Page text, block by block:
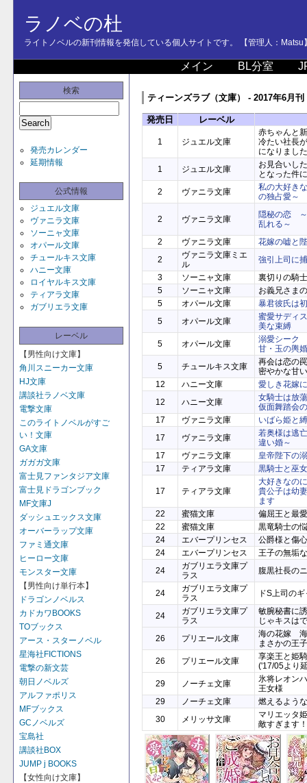
ラノベの杜
ライトノベルの新刊情報を発信している個人サイトです。 【管理人：Matsu
メイン BL分室
検索
発売カレンダー
延期情報
公式情報
ジュエル文庫
ヴァニラ文庫
ソーニャ文庫
オパール文庫
チュールキス文庫
ハニー文庫
ロイヤルキス文庫
ティアラ文庫
ガブリエラ文庫
レーベル
【男性向け文庫】
角川スニーカー文庫
HJ文庫
講談社ラノベ文庫
電撃文庫
このライトノベルがすご
い！文庫
GA文庫
ガガガ文庫
富士見ファンタジア文庫
富士見ドラゴンブック
MF文庫J
ダッシュエックス文庫
オーバーラップ文庫
ファミ通文庫
ヒーロー文庫
モンスター文庫
【男性向け単行本】
ドラゴンノベルス
カドカワBOOKS
TOブックス
アース・スターノベル
星海社FICTIONS
電撃の新文芸
朝日ノベルズ
アルファポリス
MFブックス
GCノベルズ
宝島社
講談社BOX
JUMP j BOOKS
【女性向け文庫】
ティーンズラブ（文庫） - 2017年6月刊
発売日 レーベル
1 ジュエル文庫
赤ちゃんと
冷たい社長
になりまし
1
ジュエル文庫
お見合いし
となった件
2
ヴァニラ文庫
私の大好き
の独占愛～
2 ヴァニラ文庫
隠秘の恋 ～
乱れる～
2
ヴァニラ文庫
花嫁の嘘と
2
ヴァニラ文庫ミエ
ル
強引上司に
3
ソーニャ文庫
裏切りの騎
5
ソーニャ文庫
お義兄さま
5
オパール文庫
暴君彼氏は
5
オパール文庫
蜜愛サディ
美な束縛
5
オパール文庫
溺愛シーク
甘・玉の輿婚
5
チュールキス文庫
再会は恋の
密やかな甘
12
ハニー文庫
愛しき花嫁
12
ハニー文庫
女騎士は放
仮面舞踏会
17
ヴァニラ文庫
いばら姫と
17
ヴァニラ文庫
若奥様は逃
違い婚～
17
ヴァニラ文庫
皇帝陛下の
17
ティアラ文庫 黒騎士と巫
17 ティアラ文庫
大好きなの
貴公子は幼
ます
22
蜜猫文庫
偏屈王と最
22
蜜猫文庫
黒竜騎士の
24
エバープリンセス
公爵様と傷
24
エバープリンセス
王子の無垢
24
ガブリエラ文庫プ
ラス
腹黒社長の
24
ガブリエラ文庫プ
ラス
ドS上司の
24
ガブリエラ文庫プ
ラス
敏腕秘書に
じゃキスは
26
プリエール文庫
海の花嫁 海
まさかの王
26
プリエール文庫
享楽王と姫
('17/05より
29
ノーチェ文庫
氷将レオン
王女様
29
ノーチェ文庫
燃えるよう
30
メリッサ文庫
マリエッタ
敵すぎます